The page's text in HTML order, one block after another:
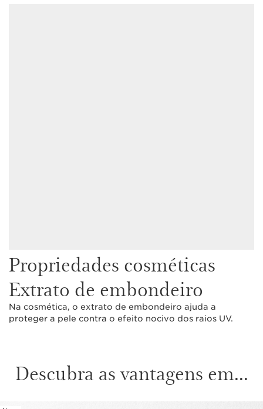
Propriedades cosméticas
Extrato de embondeiro
Na cosmética, o extrato de embondeiro ajuda a
proteger a pele contra o efeito nocivo dos raios UV.
Descubra as vantagens em...